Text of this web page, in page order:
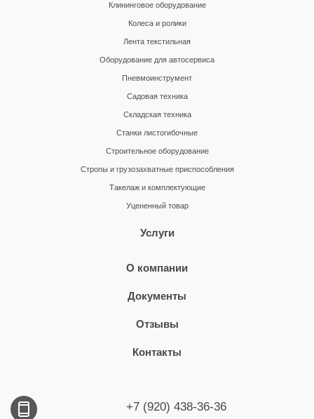
Клининговое оборудование
Колеса и ролики
Лента текстильная
Оборудование для автосервиса
Пневмоинструмент
Садовая техника
Складская техника
Станки листогибочные
Строительное оборудование
Стропы и грузозахватные приспособления
Такелаж и комплектующие
Уцененный товар
Услуги
О компании
Документы
Отзывы
Контакты
+7 (920) 438-36-36